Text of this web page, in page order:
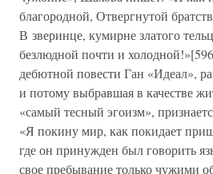
благородной, Отвергнутой
В зверинце, кумирне златого
безлюдной почти и
дебютной повести Ган «Идеал»,
и потому выбравшая в качестве
«самый тесный эгоизм»,
«Я покину мир, как покидает
где он принужден был говорить
свое пребывание только чужими